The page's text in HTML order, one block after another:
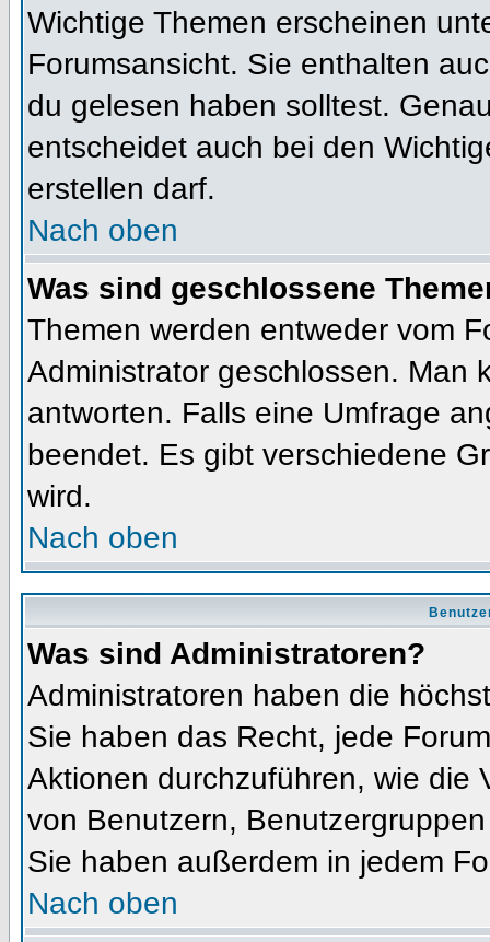
Wichtige Themen erscheinen
Forumsansicht. Sie enthalten
du gelesen haben solltest.
entscheidet auch bei den
erstellen darf.
Nach oben
Was sind geschlossene
Themen werden entweder vom
Administrator geschlossen. Man
antworten. Falls eine Umfrage
beendet. Es gibt verschiedene
wird.
Nach oben
Was sind Administratoren?
Administratoren haben die
Sie haben das Recht, jede
Aktionen durchzuführen, wie die
von Benutzern,
Sie haben außerdem in jedem
Nach oben